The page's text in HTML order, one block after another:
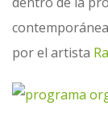
por el artista